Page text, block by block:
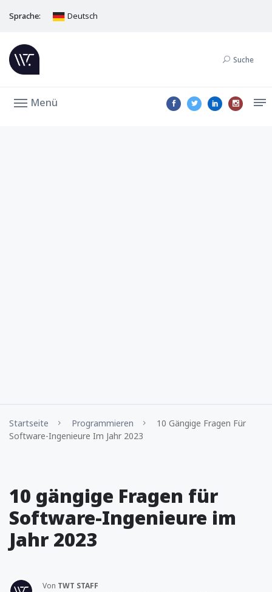
Sprache: Deutsch
Suche
Menü
Startseite Programmieren
10 Gängige Fragen Für
Software-Ingenieure Im Jahr 2023
10 gängige Fragen für
Software-Ingenieure im
Jahr 2023
Von TWT STAFF